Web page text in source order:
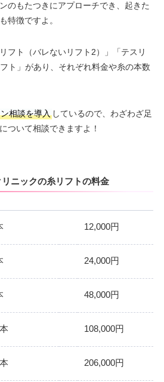
のもたつきにアプローチでき、起きた
特徴ですよ。
フト（バレないリフト2）」「テスリ
ト」があり、それぞれ料金や糸の本数
相談を導入しているので、わざわざ足
ついて相談できますよ！
ニックの糸リフトの料金
12,000円
24,000円
48,000円
108,000円
206,000円